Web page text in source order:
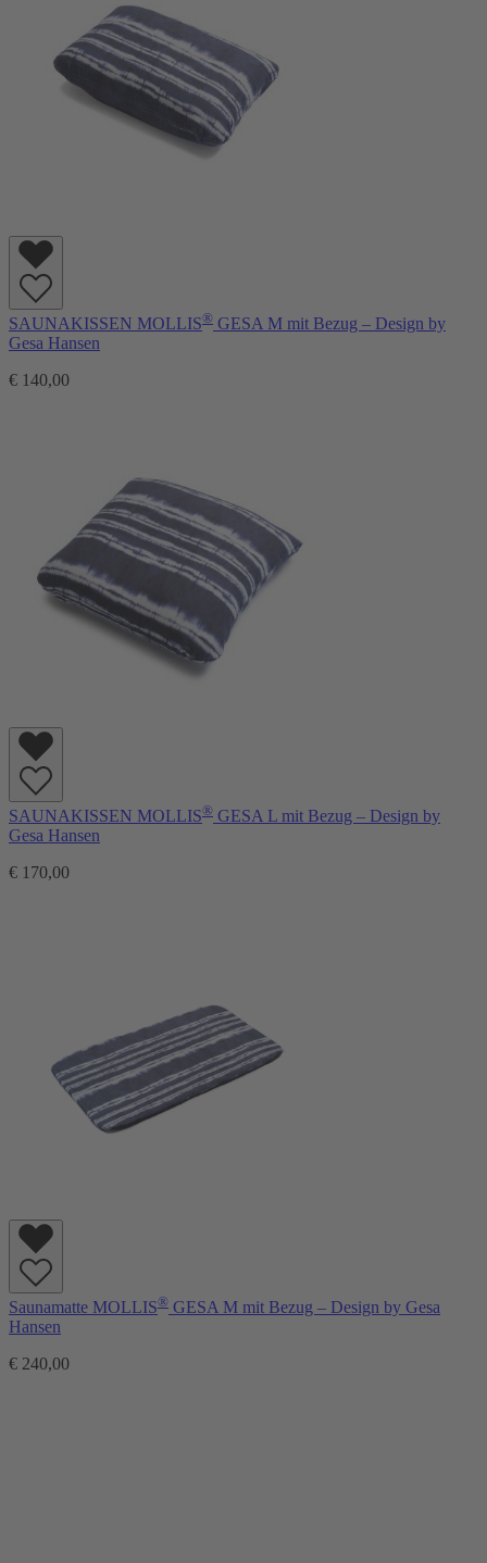
SAUNAKISSEN MOLLIS® GESA M mit Bezug – Design by
Gesa Hansen
€ 140,00
SAUNAKISSEN MOLLIS® GESA L mit Bezug – Design by
Gesa Hansen
€ 170,00
Saunamatte MOLLIS® GESA M mit Bezug – Design by Gesa
Hansen
€ 240,00